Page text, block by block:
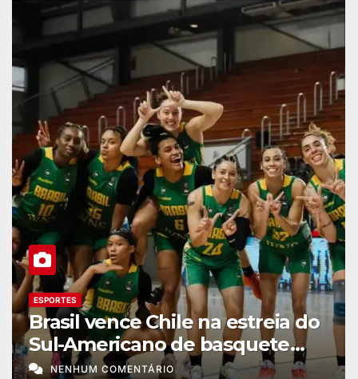
ESPORTES
Brasil vence Chile na estreia do
Sul-Americano de basquete
feminino
NENHUM COMENTÁRIO